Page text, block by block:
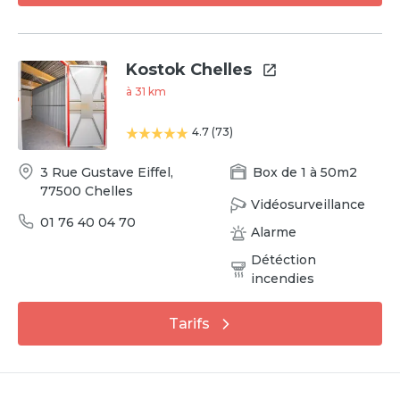
Kostok Chelles
à 31 km
4.7 (73)
3 Rue Gustave Eiffel,
77500 Chelles
01 76 40 04 70
Boxde 1 à 50m2
Vidéosurveillance
Alarme
Détéction
incendies
Tarifs